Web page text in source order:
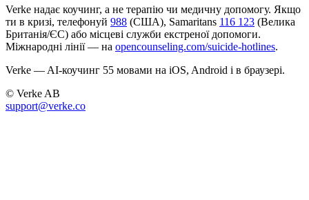
Verke надає коучинг, а не терапію чи медичну допомогу. Якщо
ти в кризі, телефонуй 988 (США), Samaritans 116 123 (Велика
Британія/ЄС) або місцеві служби екстреної допомоги.
Міжнародні лінії — на opencounseling.com/suicide-hotlines.
Verke — AI-коучинг 55 мовами на iOS, Android і в браузері.
© Verke AB
support@verke.co